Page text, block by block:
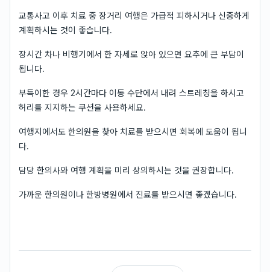
교통사고 이후 치료 중 장거리 여행은 가급적 피하시거나 신중하게
계획하시는 것이 좋습니다.
장시간 차나 비행기에서 한 자세로 앉아 있으면 요추에 큰 부담이
됩니다.
부득이한 경우 2시간마다 이동 수단에서 내려 스트레칭을 하시고
허리를 지지하는 쿠션을 사용하세요.
여행지에서도 한의원을 찾아 치료를 받으시면 회복에 도움이 됩니
다.
담당 한의사와 여행 계획을 미리 상의하시는 것을 권장합니다.
가까운 한의원이나 한방병원에서 진료를 받으시면 좋겠습니다.